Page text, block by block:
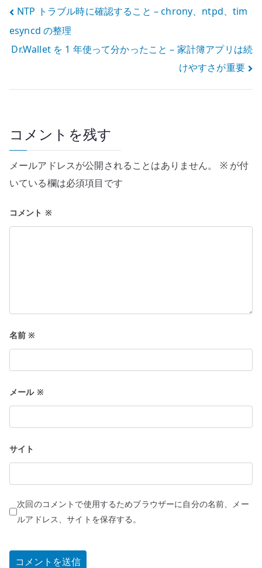
投
稿
ナ
ビ
ー
シ
ョ
ン
NTP トラブル時に確認すること – chrony、ntpd、tim
esyncd の整理
Dr.Wallet を 1 年使って分かったこと – 家計簿アプリは続
けやすさが重要
コメントを残す
メールアドレスが公開されることはありません。 ※が付
いている欄は必須項目です
コメント ※
名前※
メール ※
サイト
次回のコメントで使用するためブラウザーに自分の名前、メー
ルアドレス、サイトを保存する。